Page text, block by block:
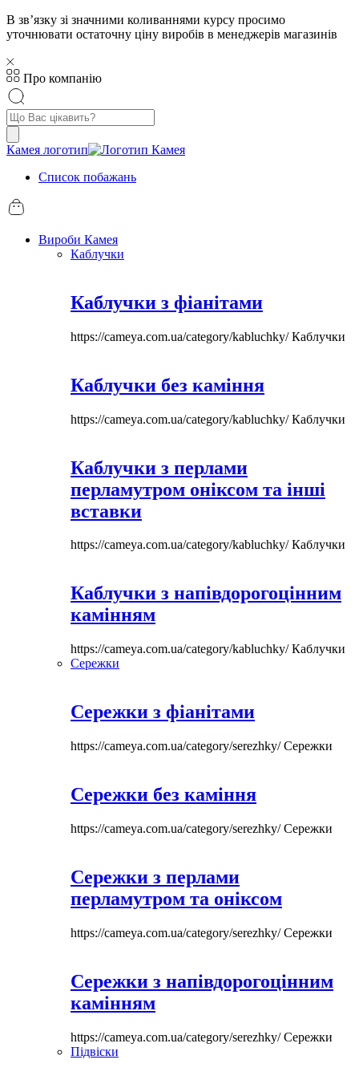
В звʼязку зі значними коливаннями курсу просимо
уточнювати остаточну ціну виробів в менеджерів магазинів
Про компанію
Пошук
товарів
Камея логотип
Список побажань
Вироби Камея
Каблучки
Каблучки з фіанітами
https://cameya.com.ua/category/kabluchky/Каблучки
Каблучки без каміння
https://cameya.com.ua/category/kabluchky/Каблучки
Каблучки з перлами
перламутром оніксом та інші
вставки
https://cameya.com.ua/category/kabluchky/Каблучки
Каблучки з напівдорогоцінним
камінням
https://cameya.com.ua/category/kabluchky/Каблучки
Сережки
Сережки з фіанітами
https://cameya.com.ua/category/serezhky/Сережки
Сережки без каміння
https://cameya.com.ua/category/serezhky/Сережки
Сережки з перлами
перламутром та оніксом
https://cameya.com.ua/category/serezhky/Сережки
Сережки з напівдорогоцінним
камінням
https://cameya.com.ua/category/serezhky/Сережки
Підвіски